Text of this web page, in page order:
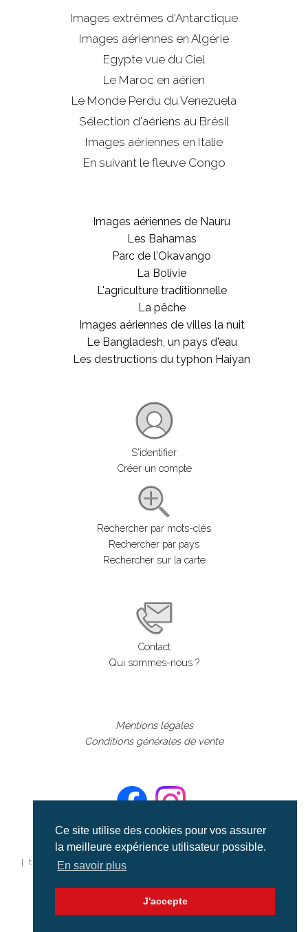
Ce site utilise des cookies pour vos assurer
la meilleure expérience utilisateur possible.
En savoir plus
J'accepte
Images extrêmes d'Antarctique
Images aériennes en Algérie
Egypte vue du Ciel
Le Maroc en aérien
Le Monde Perdu du Venezuela
Sélection d'aériens au Brésil
Images aériennes en Italie
En suivant le fleuve Congo
Images aériennes de Nauru
Les Bahamas
Parc de l'Okavango
La Bolivie
L'agriculture traditionnelle
La pêche
Images aériennes de villes la nuit
Le Bangladesh, un pays d'eau
Les destructions du typhon Haiyan
S'identifier
Créer un compte
Rechercher par mots-clés
Rechercher par pays
Rechercher sur la carte
Contact
Qui sommes-nous ?
Mentions légales
Conditions générales de vente
©aerialcollection marque déposée 2024
| tous droits réservés | aerialcollection.fr banque d'images
aériennes et documentaires video et cinéma |